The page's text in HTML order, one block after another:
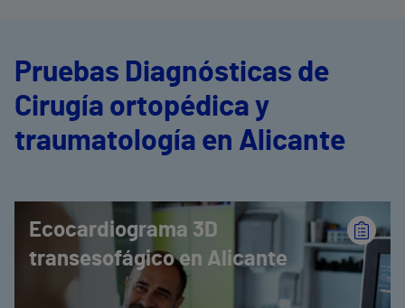
Pruebas Diagnósticas de
Cirugía ortopédica y
traumatología en Alicante
Ecocardiograma 3D
transesofágico en Alicante